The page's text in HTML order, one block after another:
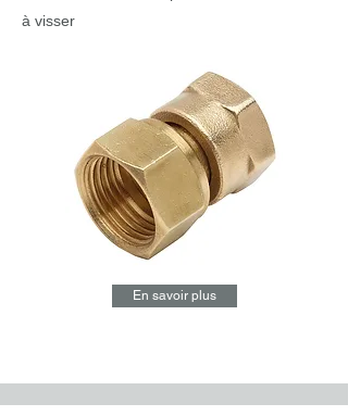
à visser
En savoir plus